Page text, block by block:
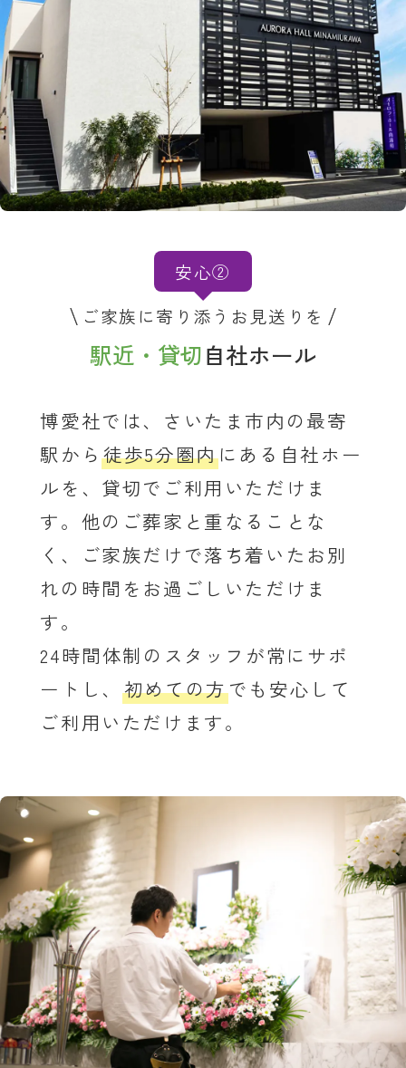
安心②
ご家族に寄り添うお見送りを
駅近・貸切自社ホール
博愛社では、さいたま市内の最寄
駅から徒歩5分圏内にある自社ホー
ルを、貸切でご利用いただけま
す。他のご葬家と重なることな
く、ご家族だけで落ち着いたお別
れの時間をお過ごしいただけま
す。
24時間体制のスタッフが常にサポ
ートし、 初めての方でも安心して
ご利用いただけます。